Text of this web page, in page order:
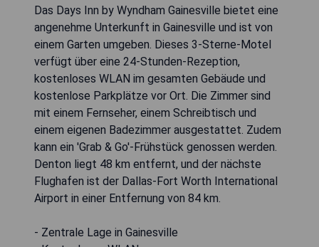
Das Days Inn by Wyndham Gainesville bietet eine
angenehme Unterkunft in Gainesville und ist von
einem Garten umgeben. Dieses 3-Sterne-Motel
verfügt über eine 24-Stunden-Rezeption,
kostenloses WLAN im gesamten Gebäude und
kostenlose Parkplätze vor Ort. Die Zimmer sind
mit einem Fernseher, einem Schreibtisch und
einem eigenen Badezimmer ausgestattet. Zudem
kann ein 'Grab & Go'-Frühstück genossen werden.
Denton liegt 48 km entfernt, und der nächste
Flughafen ist der Dallas-Fort Worth International
Airport in einer Entfernung von 84 km.
- Zentrale Lage in Gainesville